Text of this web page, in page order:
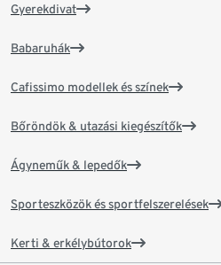
Gyerekdivat
Babaruhák
Cafissimo modellek és színek
Bőröndök & utazási kiegészítők
Ágyneműk & lepedők
Sporteszközök és sportfelszerelések
Kerti & erkélybútorok